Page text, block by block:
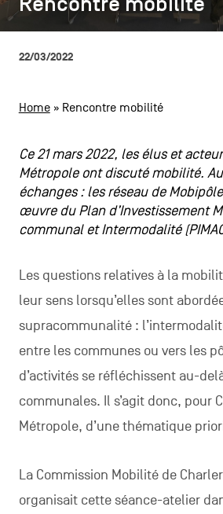
secondaire
FacebookInstagramYoutubeLinkedIn
FR NL EN
22/03/2022
Home» Rencontre mobilité
Ce 21 mars 2022, les élus et
Métropole ont discuté mobilité.
échanges : les réseau de
œuvre du Plan d’Investissement
communal et Intermodalité
Les questions relatives à la
leur sens lorsqu’elles sont
supracommunalité :
entre les communes ou vers les
d’activités se réfléchissent au-
communales. Il s’agit donc, pour
Métropole, d’une thématique
La Commission Mobilité de
organisait cette séance-atelier